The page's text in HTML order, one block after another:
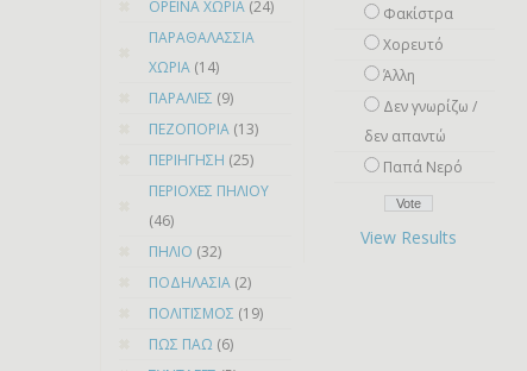
ΟΡΕΙΝΑ ΧΩΡΙΑ (24)
ΠΑΡΑΘΑΛΑΣΣΙΑ
ΧΩΡΙΑ (14)
ΠΑΡΑΛΙΕΣ (9)
ΠΕΖΟΠΟΡΙΑ (13)
ΠΕΡΙΗΓΗΣΗ (25)
ΠΕΡΙΟΧΕΣ ΠΗΛΙΟΥ
(46)
ΠΗΛΙΟ (32)
ΠΟΔΗΛΑΣΙΑ (2)
ΠΟΛΙΤΙΣΜΟΣ (19)
ΠΩΣ ΠΑΩ (6)
Φακίστρα
Χορευτό
Άλλη
Δεν γνωρίζω /
δεν απαντώ
Παπά Νερό
View Results